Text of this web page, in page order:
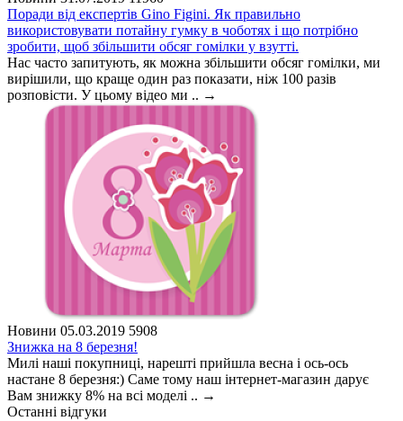
Поради від експертів Gino Figini. Як правильно
використовувати потайну гумку в чоботях і що потрібно
зробити, щоб збільшити обсяг гомілки у взутті.
Нас часто запитують, як можна збільшити обсяг гомілки, ми
вирішили, що краще один раз показати, ніж 100 разів
розповісти. У цьому відео ми .. →
Новини 05.03.2019 5908
Знижка на 8 березня!
Милі наші покупниці, нарешті прийшла весна і ось-ось
настане 8 березня:) Саме тому наш інтернет-магазин дарує
Вам знижку 8% на всі моделі .. →
Останні відгуки